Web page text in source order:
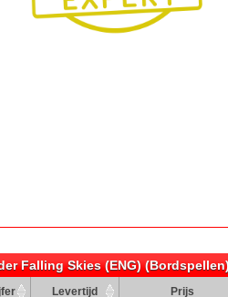
Falling Skies (ENG)
Levertijd Prijs